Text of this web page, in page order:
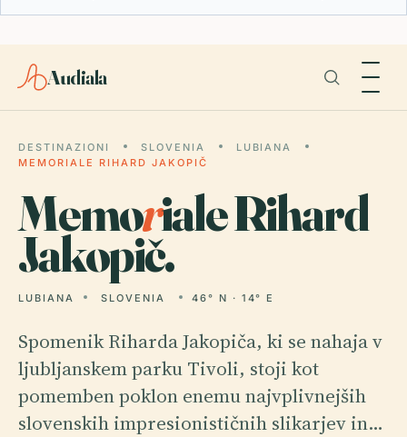
Audiala
DESTINAZIONI SLOVENIA
LUBIANA
MEMORIALE RIHARD JAKOPIČ
Memoriale Rihard
Jakopič.
LUBIANA SLOVENIA 46° N · 14° E
Spomenik Riharda Jakopiča, ki se nahaja v
ljubljanskem parku Tivoli, stoji kot
pomemben poklon enemu najvplivnejših
slovenskih impresionističnih slikarjev in…